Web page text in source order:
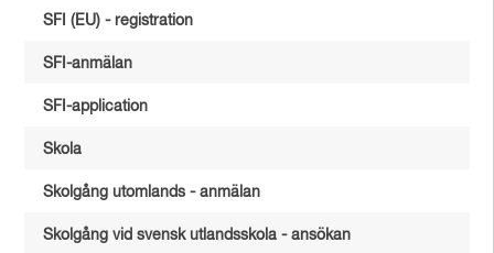
SFI (EU) - registration
SFI-anmälan
SFI-application
Skola
Skolgång utomlands - anmälan
Skolgång vid svensk utlandsskola - ansökan